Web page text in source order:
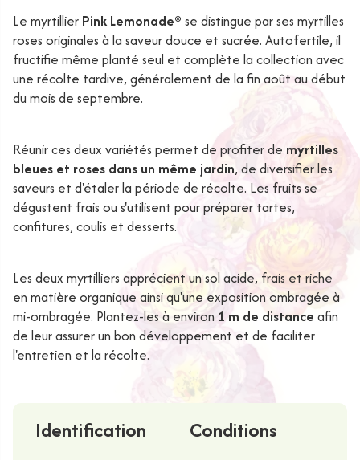
Le myrtillier Pink Lemonade® se distingue par ses myrtilles
roses originales à la saveur douce et sucrée. Autofertile, il
fructifie même planté seul et complète la collection avec
une récolte tardive, généralement de la fin août au début
du mois de septembre.
Réunir ces deux variétés permet de profiter de myrtilles
bleues et roses dans un même jardin, de diversifier les
saveurs et d'étaler la période de récolte. Les fruits se
dégustent frais ou s'utilisent pour préparer tartes,
confitures, coulis et desserts.
Les deux myrtilliers apprécient un sol acide, frais et riche
en matière organique ainsi qu'une exposition ombragée à
mi-ombragée. Plantez-les à environ 1 m de distance afin
de leur assurer un bon développement et de faciliter
l'entretien et la récolte.
Identification Conditions